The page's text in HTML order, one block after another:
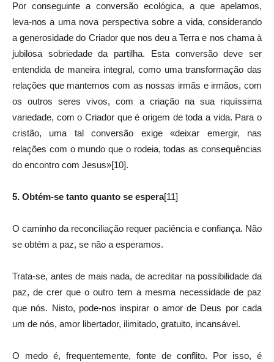
Por conseguinte a conversão ecológica, a que apelamos,
leva-nos a uma nova perspectiva sobre a vida, considerando
a generosidade do Criador que nos deu a Terra e nos chama à
jubilosa sobriedade da partilha. Esta conversão deve ser
entendida de maneira integral, como uma transformação das
relações que mantemos com as nossas irmãs e irmãos, com
os outros seres vivos, com a criação na sua riquíssima
variedade, com o Criador que é origem de toda a vida. Para o
cristão, uma tal conversão exige «deixar emergir, nas
relações com o mundo que o rodeia, todas as consequências
do encontro com Jesus»[10].
5. Obtém-se tanto quanto se espera[11]
O caminho da reconciliação requer paciência e confiança. Não
se obtém a paz, se não a esperamos.
Trata-se, antes de mais nada, de acreditar na possibilidade da
paz, de crer que o outro tem a mesma necessidade de paz
que nós. Nisto, pode-nos inspirar o amor de Deus por cada
um de nós, amor libertador, ilimitado, gratuito, incansável.
O medo é, frequentemente, fonte de conflito. Por isso, é